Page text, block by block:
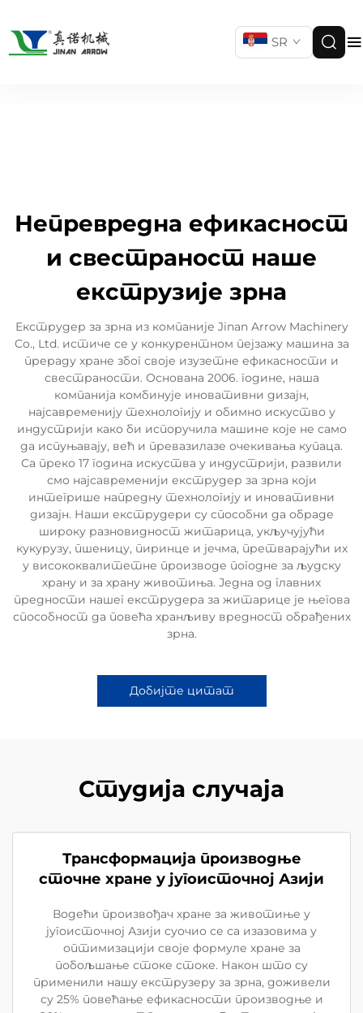
SR
Непревредна ефикасност
и свестраност наше
екструзије зрна
Екструдер за зрна из компаније Jinan Arrow Machinery
Co., Ltd. истиче се у конкурентном пејзажу машина за
прераду хране због своје изузетне ефикасности и
свестраности. Основана 2006. године, наша
компанија комбинује иновативни дизајн,
најсавременију технологију и обимно искуство у
индустрији како би испоручила машине које не само
да испуњавају, већ и превазилазе очекивања купаца.
Са преко 17 година искуства у индустрији, развили
смо најсавременији екструдер за зрна који
интегрише напредну технологију и иновативни
дизајн. Наши екструдери су способни да обраде
широку разновидност житарица, укључујући
кукурузу, пшеницу, пиринце и јечма, претварајући их
у висококвалитетне производе погодне за људску
храну и за храну животиња. Једна од главних
предности нашег екструдера за житарице је његова
способност да повећа хранљиву вредност обрађених
зрна.
Добијте цитат
Студија случаја
Трансформација производње
сточне хране у југоисточној Азији
Водећи произвођач хране за животиње у
југоисточној Азији суочио се са изазовима у
оптимизацији своје формуле хране за
побољшање стоке стоке. Након што су
применили нашу екструзеру за зрна, доживели
су 25% повећање ефикасности производње и